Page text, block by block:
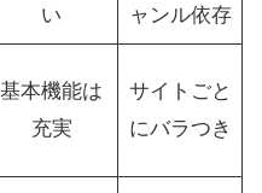
い
ャンル依存
基本機能は
充実
サイトごと
にバラつき